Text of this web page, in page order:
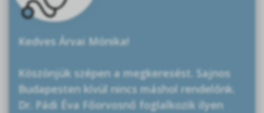
Kedves Árvai Mónika!
Köszönjük szépen a megkeresést. Sajnos
Budapesten kívül nincs máshol rendelőnk.
Dr. Pádi Éva Főorvosnő foglalkozik ilyen